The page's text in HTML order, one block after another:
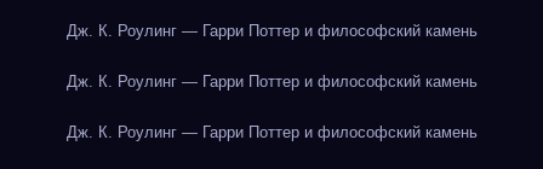
Дж. К. Роулинг — Гарри Поттер и философский камень
Дж. К. Роулинг — Гарри Поттер и философский камень
Дж. К. Роулинг — Гарри Поттер и философский камень